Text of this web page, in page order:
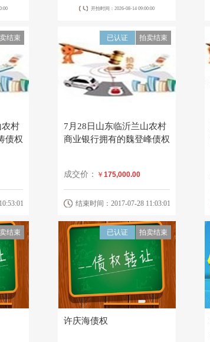
开拍时间：2026-08-14 09:00:00
结束
农村
债权
拍卖结束
已认证
7月28日山东临沂兰山农村
商业银行拥有的魏登峰债权
成交价： ￥ 175,000.00
结束时间：2017-07-28 11:03:01
结束 拍卖结束
已认证
许庆海债权